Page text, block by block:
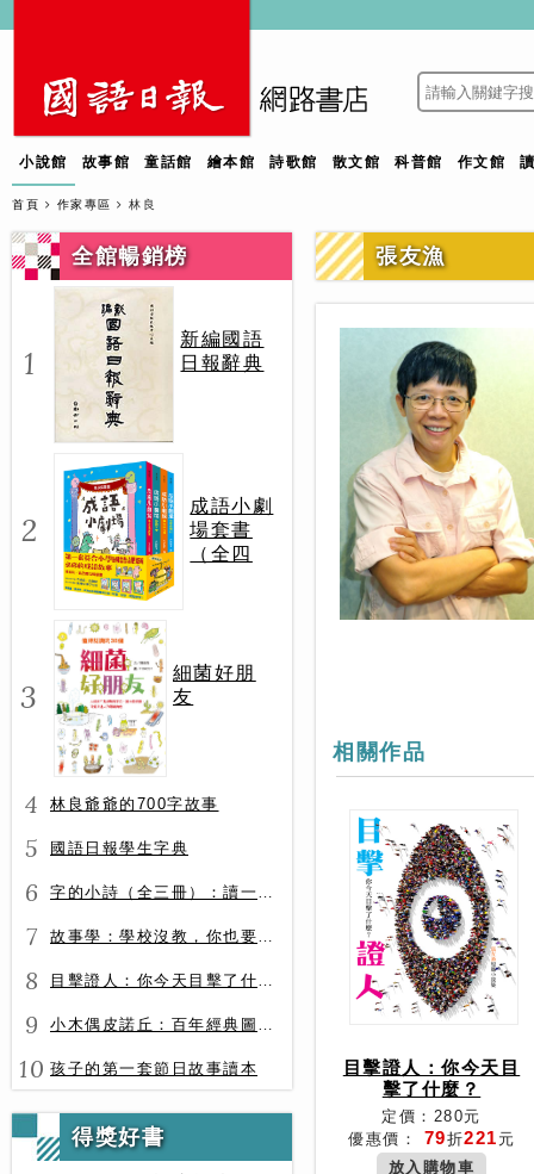
小說館 故事館 童話館 繪本館 詩歌館 散文館 科普館 作文館
首頁 作家專區 林良
全館暢銷榜
1
新編國語
日報辭典
2
成語小劇
場套書
（全四
3
細菌好朋
友
4 林良爺爺的700字故事
5 國語日報學生字典
6 字的小詩（全三冊）：讀一首詩，交一個字朋友（字字小宇宙+字字看心情+字字有意思）
7 故事學：學校沒教，你也要會的表達力
8 目擊證人：你今天目擊了什麼？
9 小木偶皮諾丘：百年經典圖文全譯版
10 孩子的第一套節日故事讀本
得獎好書
張友漁
相關作品
目擊證人：你今天目
擊了什麼？
定價：280元
優惠價： 79折221 元
放入購物車